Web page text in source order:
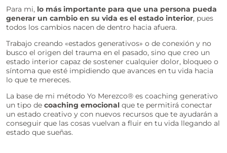
Para mi, lo más importante para que una persona pueda
generar un cambio en su vida es el estado interior, pues
todos los cambios nacen de dentro hacia afuera.
Trabajo creando «estados generativos» o de conexión y no
busco el origen del trauma en el pasado, sino que creo un
estado interior capaz de sostener cualquier dolor, bloqueo o
síntoma que esté impidiendo que avances en tu vida hacia
lo que te mereces.
La base de mi método Yo Merezco® es coaching generativo
un tipo decoaching emocional que te permitirá conectar
un estado creativo y con nuevos recursos que te ayudarán a
conseguir que las cosas vuelvan a fluir en tu vida llegando al
estado que sueñas.